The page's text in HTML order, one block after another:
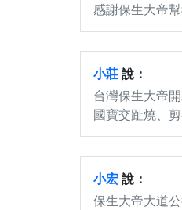
感謝保生大帝
小莊說：
台灣保生大帝
國寶交趾燒、
小宏說：
保生大帝大道